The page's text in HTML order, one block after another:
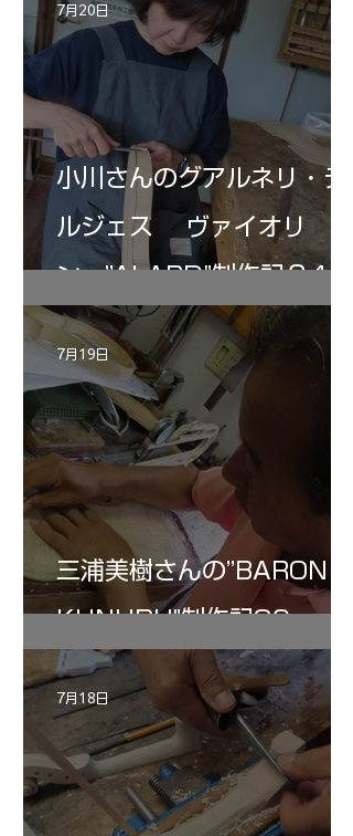
小川さんのグアルネリ・デ
ルジェス ヴァイオリ
ン ”ALARD"制作記３4
7月20日
三浦美樹さんの”BARON・
KUNUPU"制作記30
7月19日
7月18日